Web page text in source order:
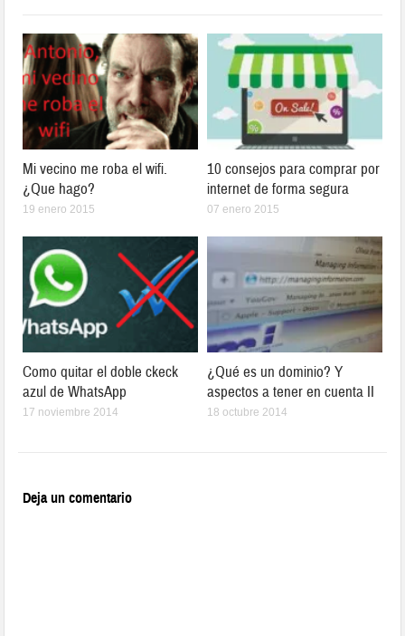
Mi vecino me roba el wifi.
¿Que hago?
19 enero 2015
10 consejos para comprar por
internet de forma segura
07 enero 2015
Como quitar el doble ckeck
azul de WhatsApp
17 noviembre 2014
¿Qué es un dominio? Y
aspectos a tener en cuenta II
18 octubre 2014
Deja un comentario